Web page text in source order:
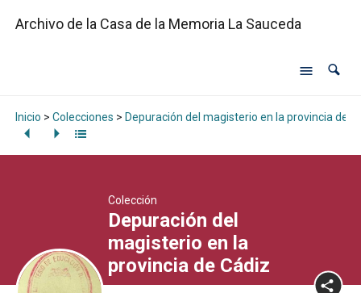
Archivo de la Casa de la Memoria La Sauceda
Inicio > Colecciones > Depuración del magisterio en la provincia de
Colección
Depuración del
magisterio en la
provincia de Cádiz